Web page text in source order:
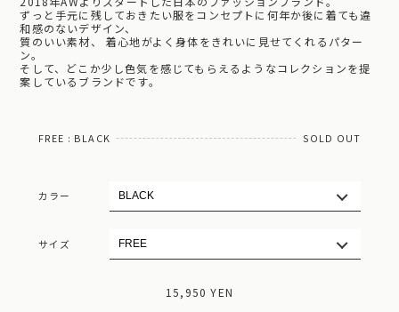
ずっと手元に残しておきたい服をコンセプトに何年か後に着ても違
和感のないデザイン、
質のいい素材、 着心地がよく身体をきれいに見せてくれるパター
ン。
そして、どこか少し色気を感じてもらえるようなコレクションを提
案しているブランドです。
FREE : BLACK SOLD OUT
カラー
サイズ
15,950 YEN